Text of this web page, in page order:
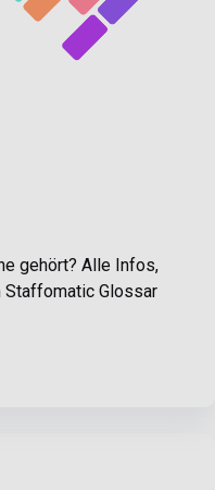
gehört? Alle Infos,
Staffomatic Glossar